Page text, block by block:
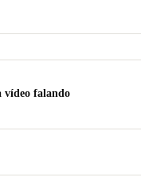
vídeo falando